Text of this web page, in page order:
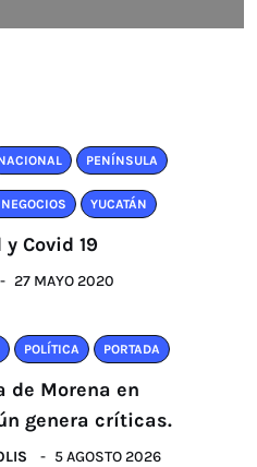
PENÍNSULA
YUCATÁN
Covid 19
27 MAYO 2020
POLÍTICA PORTADA
de Morena en
genera críticas.
5 AGOSTO 2026